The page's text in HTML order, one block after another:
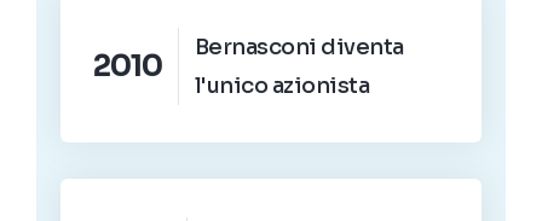
2010
Bernasconi diventa
l'unico azionista